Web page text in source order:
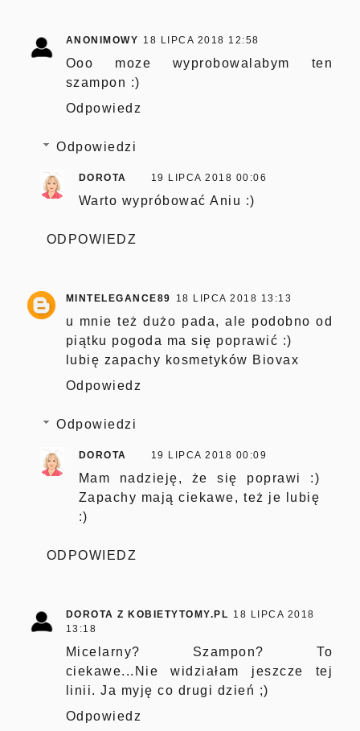
ANONIMOWY 18 LIPCA 2018 12:58
Ooo moze wyprobowalabym ten
szampon :)
Odpowiedz
Odpowiedzi
DOROTA 19 LIPCA 2018 00:06
Warto wypróbować Aniu :)
ODPOWIEDZ
MINTELEGANCE89 18 LIPCA 2018 13:13
u mnie też dużo pada, ale podobno od
piątku pogoda ma się poprawić :)
lubię zapachy kosmetyków Biovax
Odpowiedz
Odpowiedzi
DOROTA 19 LIPCA 2018 00:09
Mam nadzieję, że się poprawi :)
Zapachy mają ciekawe, też je lubię
:)
ODPOWIEDZ
DOROTA Z KOBIETYTOMY.PL 18 LIPCA 2018
13:18
Micelarny? Szampon? To
ciekawe...Nie widziałam jeszcze tej
linii. Ja myję co drugi dzień ;)
Odpowiedz